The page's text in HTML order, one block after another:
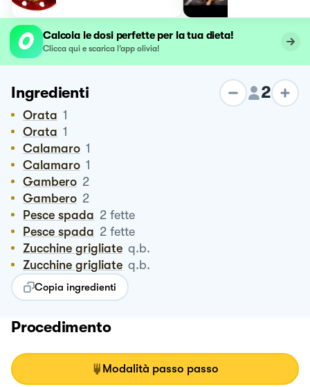
Calcola le dosi perfette per la tua dieta!
Clicca qui e scarica l’app olivia!
Ingredienti 2
Orata 1
Orata 1
Calamaro 1
Calamaro 1
Gambero 2
Gambero 2
Pesce spada 2 fette
Pesce spada 2 fette
Zucchine grigliate q.b.
Zucchine grigliate q.b.
Copia ingredienti
Procedimento
Modalità passo passo